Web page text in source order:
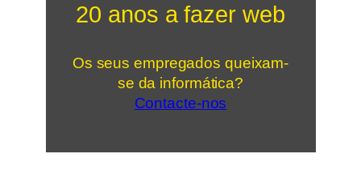
20 anos a fazer web
Os seus empregados queixam-
se da informática?
Contacte-nos